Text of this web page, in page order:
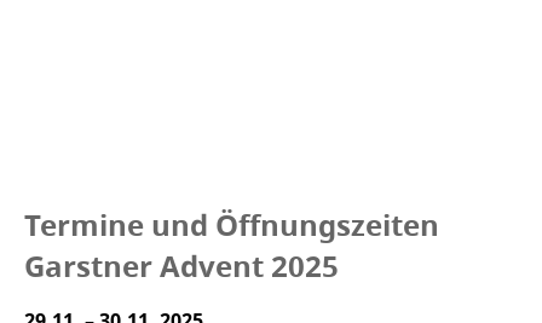
Termine und Öffnungszeiten
Garstner Advent 2025